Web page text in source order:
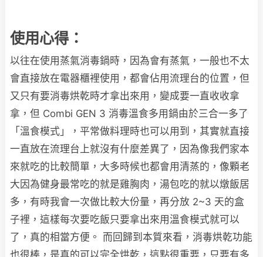
使用心得：
以往在使用蒸氣消毒鍋時，因為會有蒸氣，一般也不太
會直接放在電器櫃裡使用，都會佔用流理台的位置，但
又只有要消毒烘乾時才拿出來用，變成要一直收收拿
拿，但 Combi GEN 3 消毒溫食多用鍋由於三合一多了
「溫食模式」，平常做料理時也可以用到，其實就直接
一直放在流理台上就沒有什麼差異了，因為像我們家本
來就吃的比較簡單，大多時候也都會用清蒸的，像顆老
大因為健身最常吃的就是雞胸肉，湯包吃的就以燉飯居
多，有時我會一次做比較大份量，再分放 2~3 天的盒
子裡，這樣每次要吃飯只要拿出來用溫食模式就可以
了，真的相當方便。 而回歸到本質來看，消毒烘乾功能
也很棒，是真的可以完全烘乾，這點很重要，只要有多